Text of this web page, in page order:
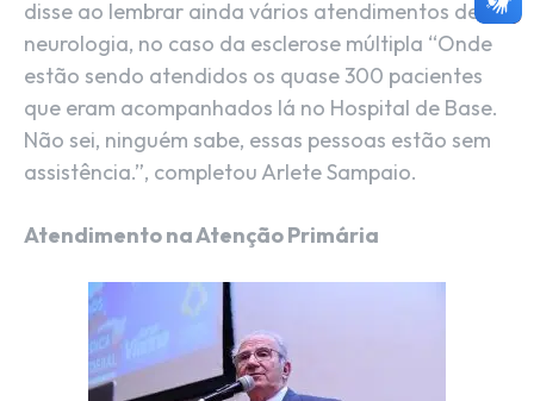
disse ao lembrar ainda vários atendimentos de
neurologia, no caso da esclerose múltipla “Onde
estão sendo atendidos os quase 300 pacientes
que eram acompanhados lá no Hospital de Base.
Não sei, ninguém sabe, essas pessoas estão sem
assistência.”, completou Arlete Sampaio.
Atendimento na Atenção Primária